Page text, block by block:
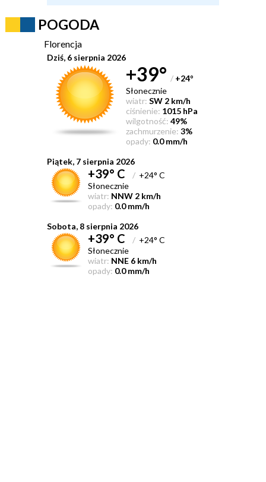
POGODA
Florencja
Dziś, 6 sierpnia 2026
+39° / +24°
Słonecznie
wiatr: SW 2 km/h
ciśnienie: 1015 hPa
wilgotność: 49%
zachmurzenie: 3%
opady: 0.0 mm/h
Piątek, 7 sierpnia 2026
+39° C /+24° C
Słonecznie
wiatr: NNW 2 km/h
opady: 0.0 mm/h
Sobota, 8 sierpnia 2026
+39° C /+24° C
Słonecznie
wiatr: NNE 6 km/h
opady: 0.0 mm/h